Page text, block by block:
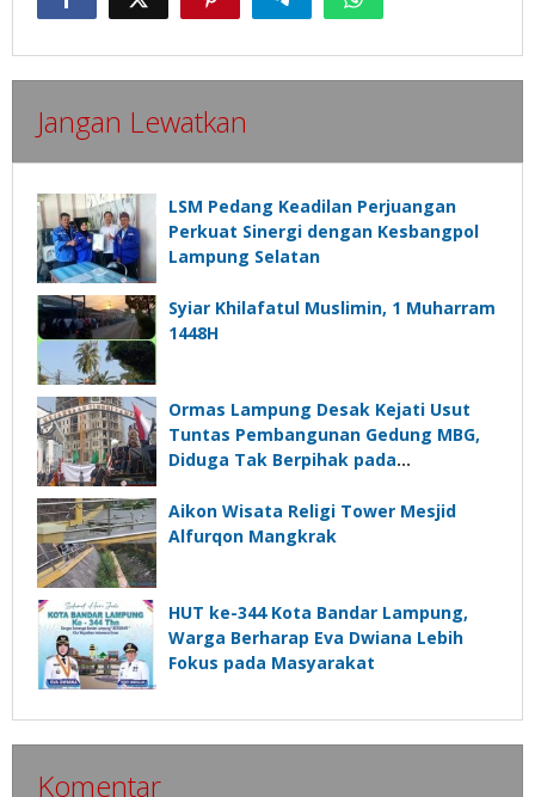
Jangan Lewatkan
LSM Pedang Keadilan Perjuangan
Perkuat Sinergi dengan Kesbangpol
Lampung Selatan
Syiar Khilafatul Muslimin, 1 Muharram
1448H
Ormas Lampung Desak Kejati Usut
Tuntas Pembangunan Gedung MBG,
Diduga Tak Berpihak pada
Aikon Wisata Religi Tower Mesjid
Alfurqon Mangkrak
HUT ke-344 Kota Bandar Lampung,
Warga Berharap Eva Dwiana Lebih
Fokus pada Masyarakat
Komentar